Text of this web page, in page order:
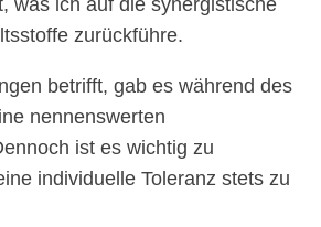
zurückführe.
betrifft, gab es während des
nennenswerten
ist es wichtig zu
individuelle Toleranz stets zu